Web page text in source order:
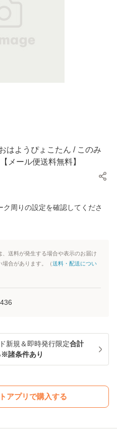
はようぴょこたん / このみ
メール便送料無料】
周りの設定を確認してくださ
送料が発生する場合や表示のお届け
合があります。（送料・配送につい
新規＆即時発行限定合計
諸条件あり
アプリで購入する